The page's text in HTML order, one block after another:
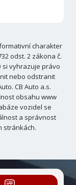
charakter
odst. 2 zákona č.
si vyhrazuje právo
nebo odstranit
CB Auto a.s.
obsahu www
vozidel se
a správnost
stránkách.